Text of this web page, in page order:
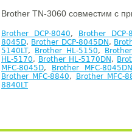
Brother TN-3060 совместим с
Brother DCP-8040,
Brother DCP-
8045D, Brother DCP-8045DN ,
5140LT, Brother HL-5150,
HL-5170, Brother HL-5170DN ,
MFC-8045D,
Brother MFC-8045DN
Brother MFC-8840,
Brother MFC-
8840LT